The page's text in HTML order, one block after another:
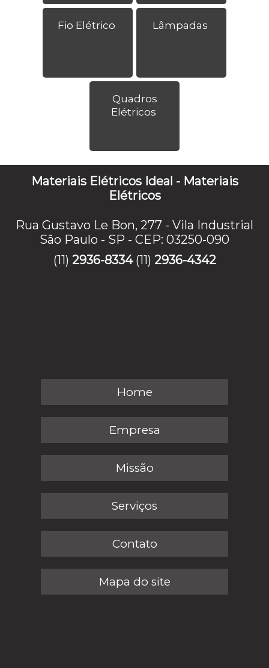
Fio Elétrico Lâmpadas
Quadros
Elétricos
Materiais Elétricos Ideal - Materiais
Elétricos
Rua Gustavo Le Bon, 277 - Vila Industrial
São Paulo - SP - CEP: 03250-090
(11) 2936-8334 (11) 2936-4342
Home
Empresa
Missão
Serviços
Contato
Mapa do site